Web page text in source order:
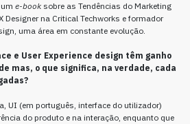
e-book sobre as Tendências do Marketing
Designer na Critical Techworks e formador
uma área em constante evolução.
e User Experience design têm ganho
mas, o que significa, na verdade, cada
UI (em português, interface do utilizador)
do produto e na interação, enquanto que